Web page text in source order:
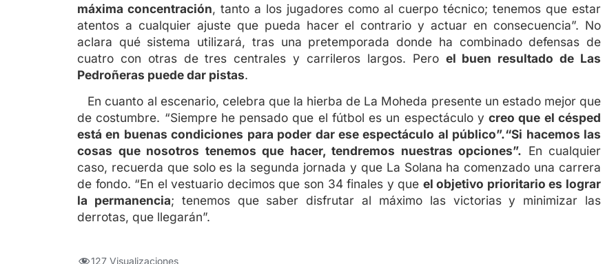
máxima concentración, tanto a los jugadores como al cuerpo técnico; tenemos que estar
atentos a cualquier ajuste que pueda hacer el contrario y actuar en consecuencia”. No
aclara qué sistema utilizará, tras una pretemporada donde ha combinado defensas de
cuatro con otras de tres centrales y carrileros largos. Pero el buen resultado de Las
Pedroñeras puede dar pistas.
En cuanto al escenario, celebra que la hierba de La Moheda presente un estado mejor que
de costumbre. “Siempre he pensado que el fútbol es un espectáculo ycreo que el césped
está en buenas condiciones para poder dar ese espectáculo al público”.“Si hacemos las
cosas que nosotros tenemos que hacer, tendremos nuestras opciones”. En cualquier
caso, recuerda que solo es la segunda jornada y que La Solana ha comenzado una carrera
de fondo. “En el vestuario decimos que son 34 finales y que el objetivo prioritario es lograr
la permanencia; tenemos que saber disfrutar al máximo las victorias y minimizar las
derrotas, que llegarán”.
127 Visualizaciones